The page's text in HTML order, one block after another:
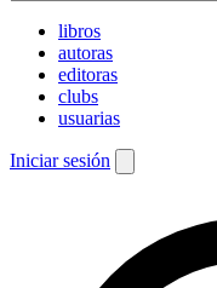
libros
autoras
editoras
clubs
usuarias
Iniciar sesión